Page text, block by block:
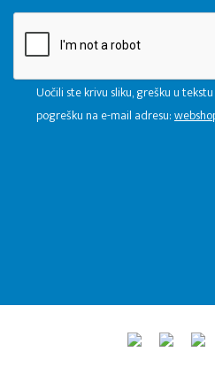
Uočili ste krivu sliku, grešku u
pogrešku na e-mail adresu: